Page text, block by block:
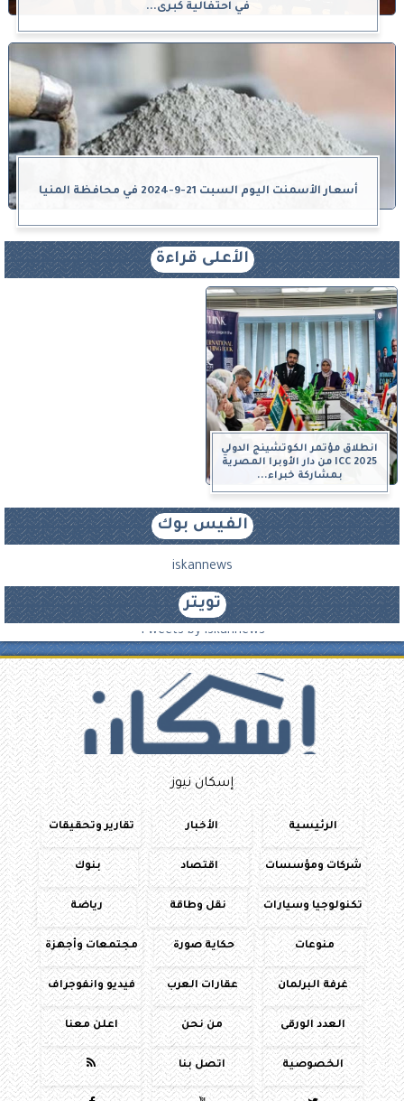
في احتفالية كبرى...
أسعار الأسمنت اليوم السبت 21-9-2024 في محافظة المنيا
الأعلى قراءة
انطلاق مؤتمر الكوتشينج الدولي
ICC 2025 من دار الأوبرا المصرية
بمشاركة خبراء...
الفيس بوك
iskannews
تويتر
Tweets by iskannews
إسكان نيوز
الرئيسية الأخبار تقارير وتحقيقات
شركات ومؤسسات اقتصاد بنوك
تكنولوجيا وسيارات نقل وطاقة رياضة
منوعات حكاية صورة مجتمعات وأجهزة
غرفة البرلمان عقارات العرب فيديو وانفوجراف
العدد الورقى من نحن اعلن معنا
الخصوصية اتصل بنا 